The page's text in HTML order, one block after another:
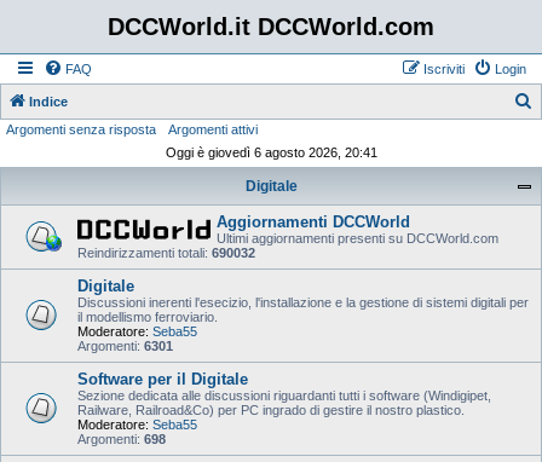
DCCWorld.it DCCWorld.com
FAQ Login
Iscriviti
Indice
Argomenti senza risposta
Argomenti attivi
Oggi è giovedì 6 agosto 2026, 20:41
Digitale
Aggiornamenti DCCWorld
Ultimi aggiornamenti presenti su DCCWorld.com
Reindirizzamenti totali: 690032
Digitale
Discussioni inerenti l'esecizio, l'installazione e la gestione di sistemi digitali per
il modellismo ferroviario.
Moderatore: Seba55
Argomenti: 6301
Software per il Digitale
Sezione dedicata alle discussioni riguardanti tutti i software (Windigipet,
Railware, Railroad&Co) per PC ingrado di gestire il nostro plastico.
Moderatore: Seba55
Argomenti: 698